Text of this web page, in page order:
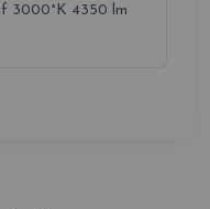
3000°K 4350 lm